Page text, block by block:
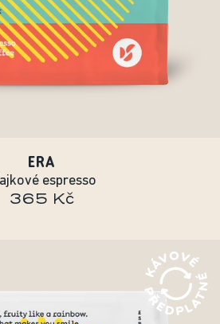
ERA
espresso
365 Kč